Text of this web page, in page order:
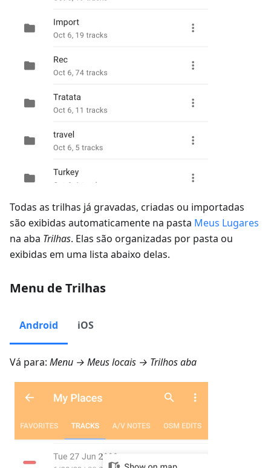
Todas as trilhas já gravadas, criadas ou importadas
são exibidas automaticamente na pasta Meus Lugares
na aba Trilhas. Elas são organizadas por pasta ou
exibidas em uma lista abaixo delas.
Menu de Trilhas
Android iOS
Vá para: Menu → Meus locais → Trilhosaba